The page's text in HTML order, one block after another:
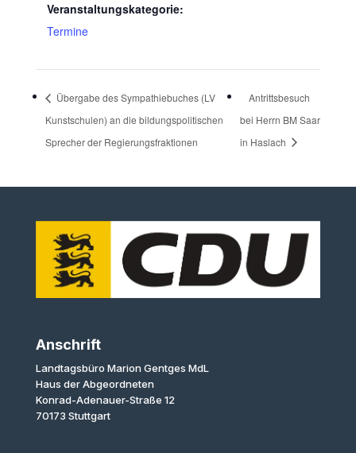
Veranstaltungskategorie:
Termine
Übergabe des Sympathiebuches (LV
Kunstschulen) an die bildungspolitischen
Sprecher der Regierungsfraktionen
Antrittsbesuch
bei Herrn BM Saar
in Haslach
Anschrift
Landtagsbüro Marion Gentges MdL
Haus der Abgeordneten
Konrad-Adenauer-Straße 12
70173 Stuttgart